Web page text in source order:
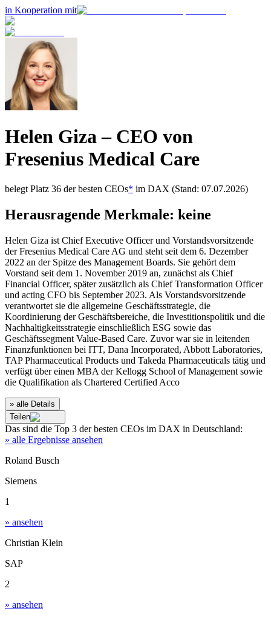
in Kooperation mit
Helen Giza– CEO von
Fresenius Medical Care
belegt Platz 36 der besten CEOs* im DAX (Stand: 07.07.2026)
Herausragende Merkmale: keine
Helen Giza ist Chief Executive Officer und Vorstandsvorsitzende
der Fresenius Medical Care AG und steht seit dem 6. Dezember
2022 an der Spitze des Management Boards. Sie gehört dem
Vorstand seit dem 1. November 2019 an, zunächst als Chief
Financial Officer, später zusätzlich als Chief Transformation Officer
und acting CFO bis September 2023. Als Vorstandsvorsitzende
verantwortet sie die allgemeine Geschäftsstrategie, die
Koordinierung der Geschäftsbereiche, die Investitionspolitik und die
Nachhaltigkeitsstrategie einschließlich ESG sowie das
Geschäftssegment Value-Based Care. Zuvor war sie in leitenden
Finanzfunktionen bei ITT, Dana Incorporated, Abbott Laboratories,
TAP Pharmaceutical Products und Takeda Pharmaceuticals tätig und
verfügt über einen MBA der Kellogg School of Management sowie
die Qualifikation als Chartered Certified Acco
» alle Details
Teilen
Das sind die Top 3 der besten CEOs im DAX in Deutschland:
» alle Ergebnisse ansehen
Roland Busch
Siemens
1
» ansehen
Christian Klein
SAP
2
» ansehen